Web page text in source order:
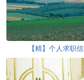
【精】个人求职信